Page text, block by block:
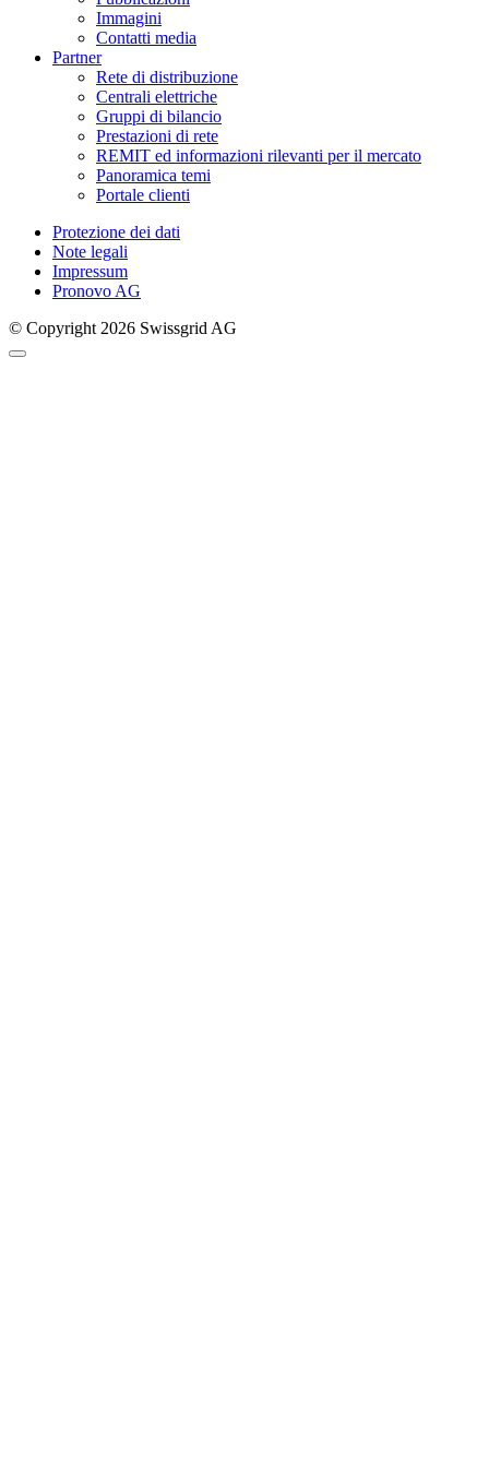
Immagini
Contatti media
Partner
Rete di distribuzione
Centrali elettriche
Gruppi di bilancio
Prestazioni di rete
REMIT ed informazioni rilevanti per il mercato
Panoramica temi
Portale clienti
Protezione dei dati
Note legali
Impressum
Pronovo AG
© Copyright 2026 Swissgrid AG